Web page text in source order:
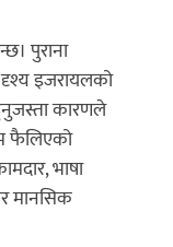
पुराना
इजरायलको
कारणले
फैलिएको
भाषा
मानसिक